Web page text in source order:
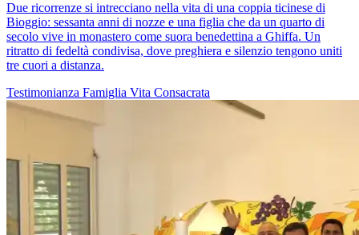
Due ricorrenze si intrecciano nella vita di una coppia ticinese di
Bioggio: sessanta anni di nozze e una figlia che da un quarto di
secolo vive in monastero come suora benedettina a Ghiffa. Un
ritratto di fedeltà condivisa, dove preghiera e silenzio tengono uniti
tre cuori a distanza.
Testimonianza Famiglia Vita Consacrata